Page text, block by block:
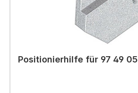
Positionierhilfe für 97 49 05